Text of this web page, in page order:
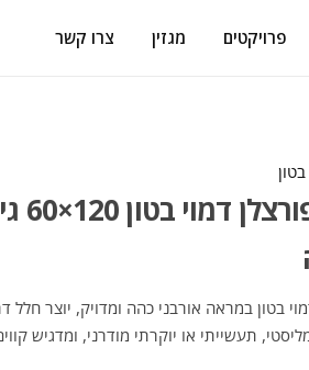
פרויקטים מגזין צרו קשר
בטון במראה אורבני כהה ומדויק, יוצר חלל
תעשייתי או יוקרתי מודרני, ומדגיש